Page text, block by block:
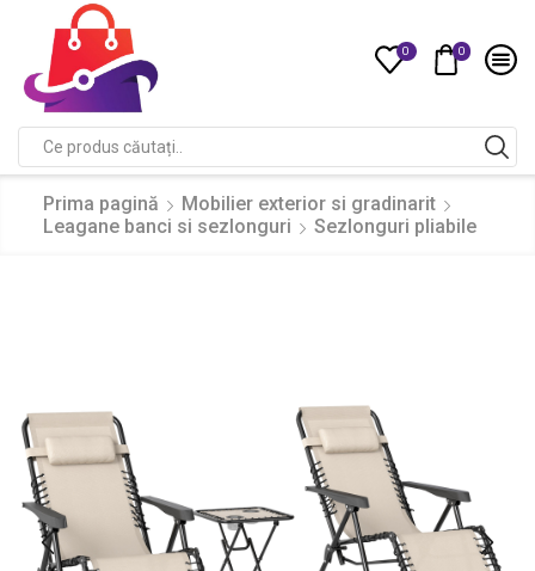
0 0
input
Prima pagină
Mobilier exterior si gradinarit
Leagane banci si sezlonguri
Sezlonguri pliabile